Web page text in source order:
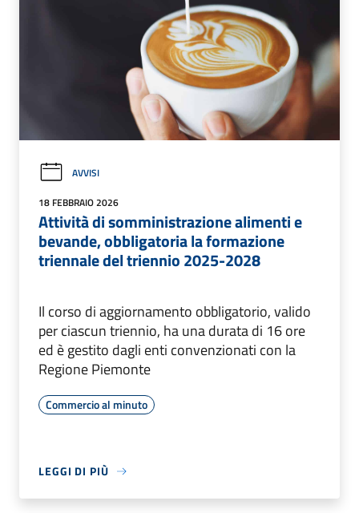
AVVISI
18 FEBBRAIO 2026
Attività di somministrazione alimenti e
bevande, obbligatoria la formazione
triennale del triennio 2025-2028
Il corso di aggiornamento obbligatorio, valido
per ciascun triennio, ha una durata di 16 ore
ed è gestito dagli enti convenzionati con la
Regione Piemonte
Commercio al minuto
LEGGI DI PIÙ